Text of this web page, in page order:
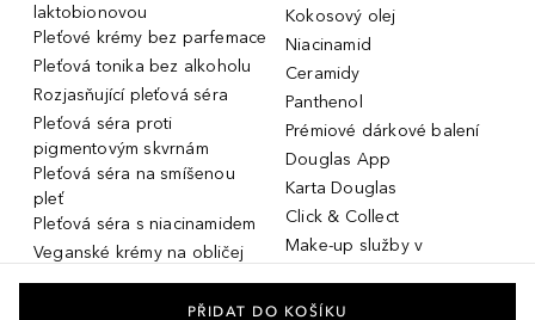
laktobionovou
Pleťové krémy bez parfemace
Pleťová tonika bez alkoholu
Rozjasňující pleťová séra
Pleťová séra proti
pigmentovým skvrnám
Pleťová séra na smíšenou
pleť
Pleťová séra s niacinamidem
Veganské krémy na obličej
Miniatury parfémů, cestovní
Kokosový olej
Niacinamid
Ceramidy
Panthenol
Prémiové dárkové balení
Douglas App
Karta Douglas
Click & Collect
Make-up služby v
parfumeriích Douglas
PŘIDAT DO KOŠÍKU